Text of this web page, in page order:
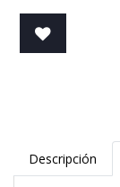
Descripción